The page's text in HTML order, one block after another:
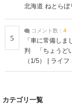
北海道 ねとらぼ
5
コメント数： 4
「車に常備し
判 「ちょうど
（1/5） | ライ
カテゴリ一覧